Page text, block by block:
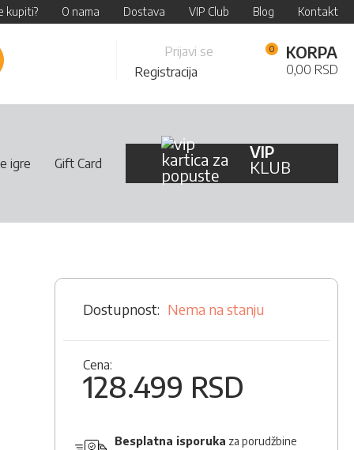
kupiti? O nama Dostava VIP Club Blog Kontakt
Content
Prijavi se
Registracija
KORPA
0,00 RSD
igre Gift Card
VIP
KLUB
Nema na stanju
Cena:
128.499 RSD
Besplatna isporuka za porudžbine